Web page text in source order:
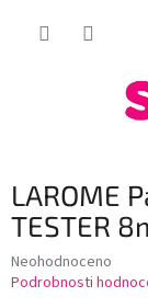
LAROME
TESTER
Průměrné
hodnocení
Neohodnoceno
Podrobnosti